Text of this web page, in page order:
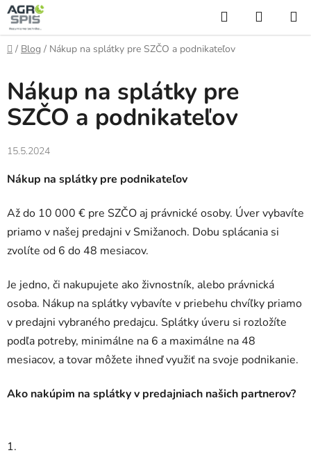
Prejsť
na
obsah
Hľadať
KOŠÍK
Domov
/ Blog / Nákup na splátky pre SZČO a podnikateľov
Nákup na splátky pre
SZČO a podnikateľov
15.5.2024
Nákup na splátky pre podnikateľov
Až do 10 000 € pre SZČO aj právnické osoby. Úver vybavíte
priamo v našej predajni v Smižanoch. Dobu splácania si
zvolíte od 6 do 48 mesiacov.
Je jedno, či nakupujete ako živnostník, alebo právnická
osoba. Nákup na splátky vybavíte v priebehu chvíľky priamo
v predajni vybraného predajcu. Splátky úveru si rozložíte
podľa potreby, minimálne na 6 a maximálne na 48
mesiacov, a tovar môžete ihneď využiť na svoje podnikanie.
Ako nakúpim na splátky v predajniach našich partnerov?
1.